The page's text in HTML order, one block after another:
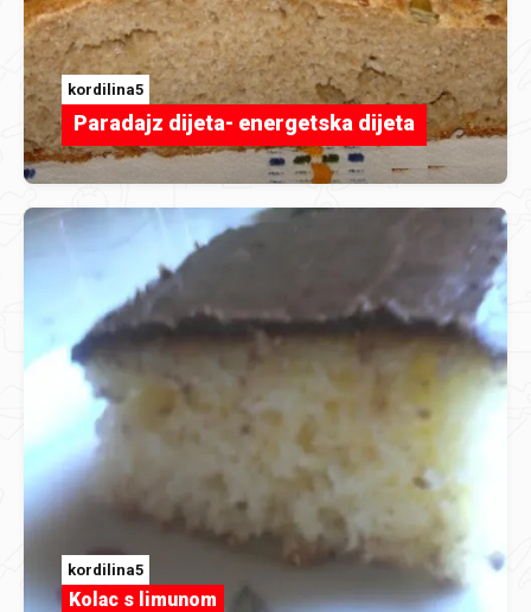
kordilina5
Paradajz dijeta- energetska dijeta
kordilina5
Kolac s limunom